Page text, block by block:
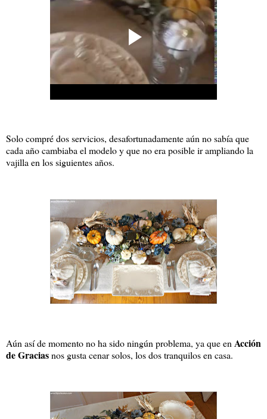
Solo compré dos servicios, desafortunadamente aún no sabía que
cada año cambiaba el modelo y que no era posible ir ampliando la
vajilla en los siguientes años.
Aún así de momento no ha sido ningún problema, ya que en Acción
de Graciasnos gusta cenar solos, los dos tranquilos en casa.